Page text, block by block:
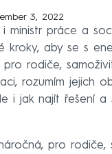
3, 2022
ministr práce a
kroky, aby se s
rodiče,
rozumím jejich
i jak najít řešení a
pro rodiče,